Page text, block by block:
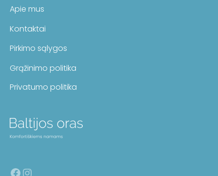
Apie mus
Kontaktai
Pirkimo sąlygos
Grąžinimo politika
Privatumo politika
Facebook